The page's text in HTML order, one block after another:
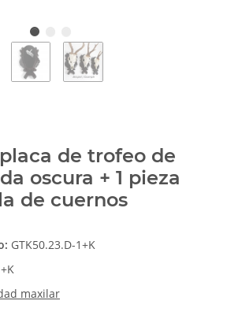
de trofeo de
oscura + 1 pieza
de cuernos
GTK50.23.D-1+K
maxilar